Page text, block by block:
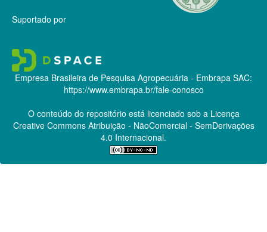
Suportado por
Empresa Brasileira de Pesquisa Agropecuária - Embrapa SAC:
https://www.embrapa.br/fale-conosco
O conteúdo do repositório está licenciado sob a Licença
Creative CommonsAtribuição - NãoComercial - SemDerivações
4.0 Internacional.